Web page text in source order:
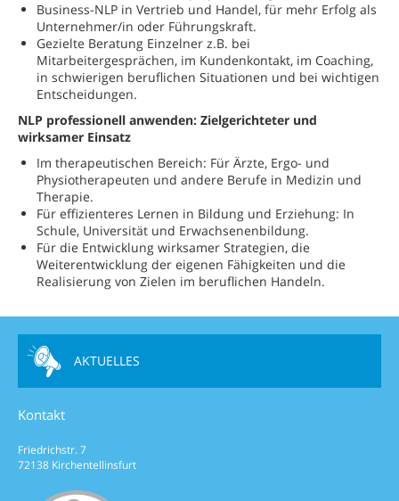
Business-NLP in Vertrieb und Handel, für mehr Erfolg als
Unternehmer/in oder Führungskraft.
Gezielte Beratung Einzelner z.B. bei
Mitarbeitergesprächen, im Kundenkontakt, im Coaching,
in schwierigen beruflichen Situationen und bei wichtigen
Entscheidungen.
NLP professionell anwenden: Zielgerichteter und
wirksamer Einsatz
Im therapeutischen Bereich: Für Ärzte, Ergo- und
Physiotherapeuten und andere Berufe in Medizin und
Therapie.
Für effizienteres Lernen in Bildung und Erziehung: In
Schule, Universität und Erwachsenenbildung.
Für die Entwicklung wirksamer Strategien, die
Weiterentwicklung der eigenen Fähigkeiten und die
Realisierung von Zielen im beruflichen Handeln.
AKTUELLES
Kontakt
Friedrichstr. 7
72138 Kirchentellinsfurt